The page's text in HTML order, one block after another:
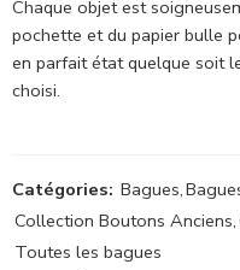
Chaque objet est
pochette et du papier bulle
en parfait état quelque soit
choisi.
Catégories: Bagues,
Collection Boutons Anciens,
Toutes les bagues